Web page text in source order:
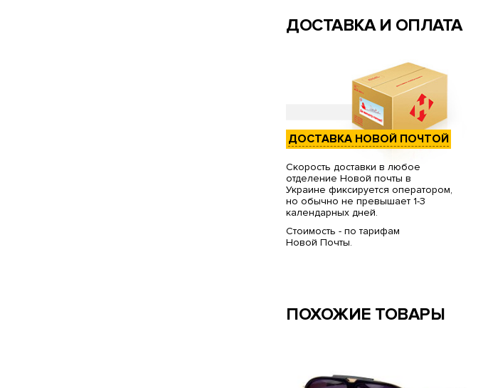
ДОСТАВКА И ОПЛАТА
ДОСТАВКА НОВОЙ ПОЧТОЙ
Скорость доставки в любое
отделение Новой почты в
Украине фиксируется оператором,
но обычно не превышает 1-3
календарных дней.
Стоимость - по тарифам
Новой Почты.
ПОХОЖИЕ ТОВАРЫ